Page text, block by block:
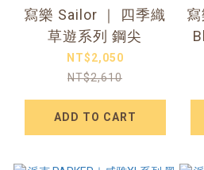
寫樂 Sailor ｜ 四季織
草遊系列 鋼尖
NT$2,050
NT$2,610
ADD TO CART